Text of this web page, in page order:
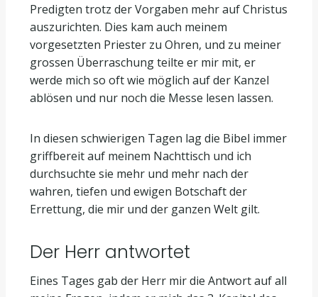
Predigten trotz der Vorgaben mehr auf Christus
auszurichten. Dies kam auch meinem
vorgesetzten Priester zu Ohren, und zu meiner
grossen Überraschung teilte er mir mit, er
werde mich so oft wie möglich auf der Kanzel
ablösen und nur noch die Messe lesen lassen.
In diesen schwierigen Tagen lag die Bibel immer
griffbereit auf meinem Nachttisch und ich
durchsuchte sie mehr und mehr nach der
wahren, tiefen und ewigen Botschaft der
Errettung, die mir und der ganzen Welt gilt.
Der Herr antwortet
Eines Tages gab der Herr mir die Antwort auf all